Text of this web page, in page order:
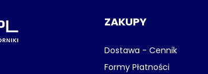
ZAKUPY
Dostawa - Cennik
Formy Płatności